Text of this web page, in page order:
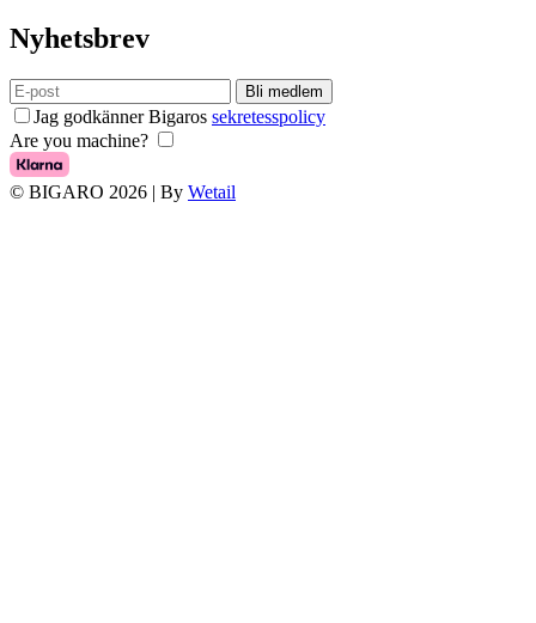
Nyhetsbrev
Bli medlem
Jag godkänner Bigaros sekretesspolicy
Are you machine?
© BIGARO 2026 | By Wetail